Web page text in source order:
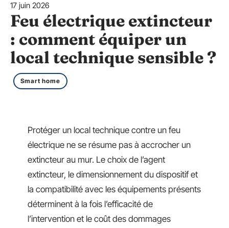
17 juin 2026
Feu électrique extincteur
: comment équiper un
local technique sensible ?
Smart home
Protéger un local technique contre un feu
électrique ne se résume pas à accrocher un
extincteur au mur. Le choix de l’agent
extincteur, le dimensionnement du dispositif et
la compatibilité avec les équipements présents
déterminent à la fois l’efficacité de
l’intervention et le coût des dommages